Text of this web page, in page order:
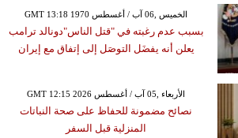
GMT 13:18 1970 الخميس ,06 آب / أغسطس
بسبب عدم رغبته في "قتل الناس"دونالد ترامب
يعلن أنه يفضَل التوصَل إلى إتفاق مع إيران
GMT 12:15 2026 الأربعاء ,05 آب / أغسطس
نصائح مضمونة للحفاظ على صحة النباتات
المنزلية قبل السفر